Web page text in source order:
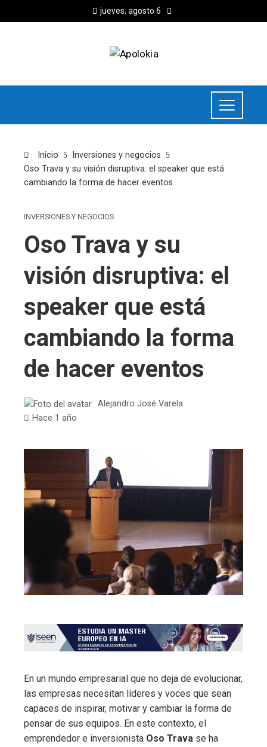
jueves, agosto 6
Inicio
Inversiones y negocios
Oso Trava y su visión disruptiva: el speaker que está
cambiando la forma de hacer eventos
INVERSIONES Y NEGOCIOS
Oso Trava y su
visión disruptiva: el
speaker que está
cambiando la forma
de hacer eventos
Alejandro José Varela
Hace 1 año
En un mundo empresarial que no deja de evolucionar,
las empresas necesitan líderes y voces que sean
capaces de inspirar, motivar y cambiar la forma de
pensar de sus equipos. En este contexto, el
emprendedor e inversionista Oso Trava se ha